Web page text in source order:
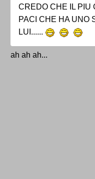
CREDO CHE IL PIU
PACI CHE HA UNO
LUI......
ah ah ah...